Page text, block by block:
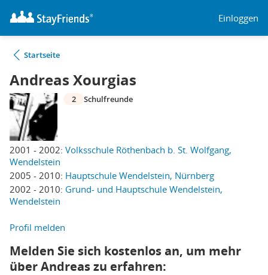
Einloggen
Startseite
Andreas Xourgias
2001 - 2002: Volksschule Röthenbach b. St. Wolfgang,
Wendelstein
2005 - 2010: Hauptschule Wendelstein, Nürnberg
2002 - 2010: Grund- und Hauptschule Wendelstein,
Wendelstein
2 Schulfreunde
Profil melden
Melden Sie sich kostenlos an, um mehr
über Andreas zu erfahren: